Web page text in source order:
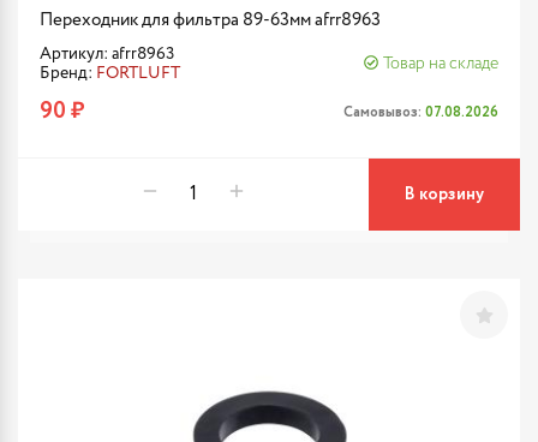
Переходник для фильтра 89-63мм afrr8963
Артикул: afrr8963
Бренд: FORTLUFT
Товар на складе
90 ₽ Самовывоз: 07.08.2026
В корзину